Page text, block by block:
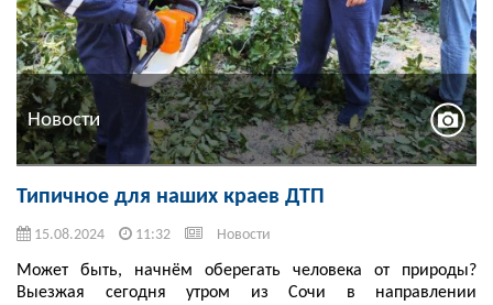
Новости
Типичное для наших краев ДТП
15.08.2024 11:32 Новости
Может быть, начнём оберегать человека от природы?
Выезжая сегодня утром из Сочи в направлении